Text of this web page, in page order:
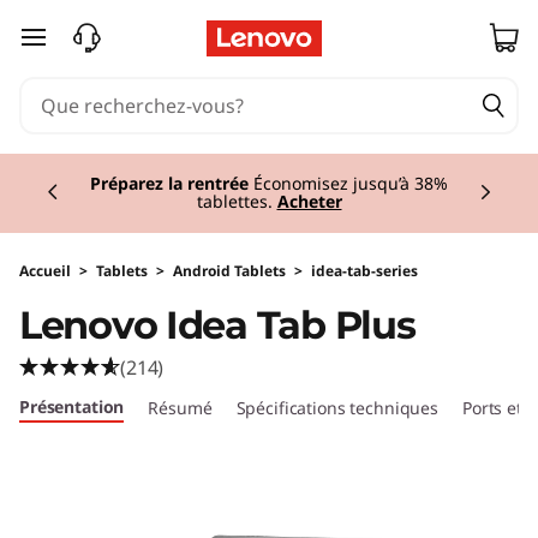
v
o
d
e
passer au contenu principal
Préparez la rentrée Économisez jusqu’à 38%
tablettes. Acheter
Accueil > Tablets > Android Tablets > idea-tab-series
Lenovo Idea Tab Plus
(214)
Présentation Résumé Spécifications techniques Ports et